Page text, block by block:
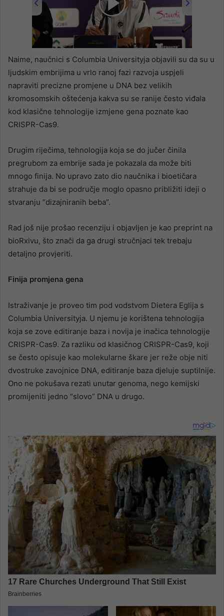
00:00
Naime, naučnici s Columbia Universityja objavili su da su u
ljudskim embrijima u vrlo ranoj fazi razvoja uspjeli
napraviti precizne promjene u DNA bez velikih
kromosomskih oštećenja kakva su se ranije često viđala
kod klasične tehnologije izmjene gena poznate kao
CRISPR-Cas9.
Drugim riječima, tehnologija koja se do jučer činila
pregrubom za embrije sada je pokazala da može biti
mnogo finija. No upravo zato dio naučnika i bioetičara
strahuje da bi se područje moglo opasno približiti ideji o
stvaranju “dizajniranih beba”.
Rad još nije prošao recenziju i objavljen je kao preprint na
bioRxivu, što znači da ga drugi stručnjaci tek trebaju
detaljno provjeriti.
Finija promjena gena
Istraživanje je proveo tim pod vodstvom Dietera Eglija s
Columbia Universityja. U njemu je korištena tehnologija
koja se zove editiranje baza i novija je inačica tehnologije
CRISPR-Cas9. Za razliku od klasičnog CRISPR-Cas9, koji
se često opisuje kao molekularne škare jer reže obje niti
dvostruke zavojnice DNA, editiranje baza djeluje suptilnije.
Ono ne pokušava rezati unutar genoma, nego kemijski
promijeniti jedno “slovo” DNA u drugo.